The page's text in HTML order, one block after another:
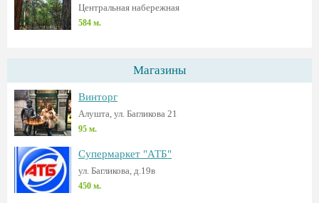
Центральная набережная
584 м.
Магазины
Винторг
Алушта, ул. Багликова 21
95 м.
Супермаркет "АТБ"
ул. Багликова, д.19в
450 м.